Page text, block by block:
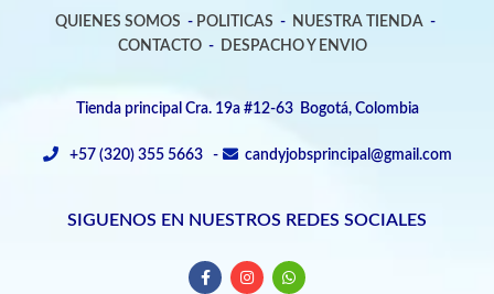
QUIENES SOMOS - POLITICAS - NUESTRA TIENDA -
CONTACTO- DESPACHO Y ENVIO
Tienda principal Cra. 19a #12-63 Bogotá, Colombia
+57 (320) 355 5663 - candyjobsprincipal@gmail.com
SIGUENOS EN NUESTROS REDES SOCIALES